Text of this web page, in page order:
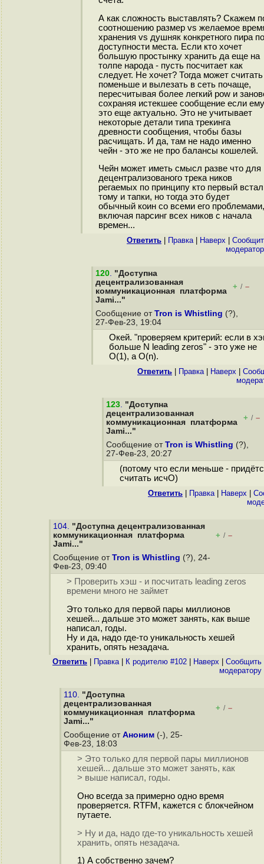
А как сложность выставлять? Скажем
соотношению размер vs желаемое
хранения vs душняк конкретного пира по
доступности места. Если кто хочет
большую простынку хранить да еще на
толпе народа - пусть посчитает как
следует. Не хочет? Тогда может считать
поменьше и вылезать в сеть почаще,
пересчитывая более легкий pow и
сохраняя истекшее сообщение если ему
это еще актуально. Это не учитывает
некоторые детали типа трекинга
древности сообщения, чтобы базы
расчищать. И да, там не надо именно
чейн - это же не про балансы кошелей.
Чейн может иметь смысл разве что для
децентрализованого трека ников
регаемых по принципу кто первый встал
тому и тапки, но тогда это будет
обычный коин со всеми его проблемами,
включая парсинг всех ников с начала
времен...
Ответить Правка| Наверх
120. "Доступна
децентрализованная
коммуникационная платформа
Jami..."
+ / –
Сообщение от Tron is Whistling (?),
27-Фев-23, 19:04
Окей. "проверяем критерий: если в
больше N leading zeros" - это уже не
O(1), а O(n).
Ответить Правка| Наверх
123. "Доступна
децентрализованная
коммуникационная платформа
Jami..."
+ / –
Сообщение от Tron is Whistling (?),
27-Фев-23, 20:27
(потому что если меньше -
считать исчО)
Ответить Правка| Наверх
104. "Доступна децентрализованная
коммуникационная платформа
Jami..."
+ / –
Сообщение от Tron is Whistling (?), 24-
Фев-23, 09:40
> Проверить хэш - и посчитать leading zeros
времени много не займет
Это только для первой пары миллионов
хешей... дальше это может занять, как выше
написал, годы.
Ну и да, надо где-то уникальность хешей
хранить, опять незадача.
Ответить Правка| К родителю #102 Наверх
Cообщить
модератору
110. "Доступна
децентрализованная
коммуникационная платформа
Jami..."
+ / –
Сообщение от Аноним (-), 25-
Фев-23, 18:03
> Это только для первой пары миллионов
хешей... дальше это может занять, как
> выше написал, годы.
Оно всегда за примерно одно время
проверяется. RTFM, кажется с блокчейном
путаете.
> Ну и да, надо где-то уникальность хешей
хранить, опять незадача.
1) А собственно зачем?